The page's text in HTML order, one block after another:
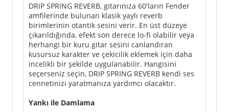
DRIP SPRING REVERB, gitarınıza 60'ların Fender
amfilerinde bulunan klasik yaylı reverb
birimlerinin otantik sesini verir. En üst düzeye
çıkarıldığında, efekt son derece lo-fi olabilir veya
herhangi bir kuru gitar sesini canlandıran
kusursuz karakter ve çekicilik eklemek için daha
incelikli bir şekilde uygulanabilir. Hangisini
seçerseniz seçin, DRIP SPRING REVERB kendi ses
cennetinizi yaratmanıza yardımcı olacaktır.
Yankı ile Damlama